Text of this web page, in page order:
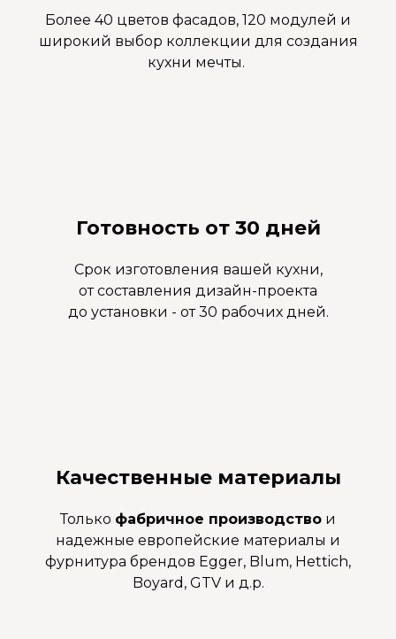
Более 40 цветов фасадов, 120 модулей и
широкий выбор коллекции для создания
кухни мечты.
Готовность от 30 дней
Срок изготовления вашей кухни,
от составления дизайн-проекта
до установки - от 30 рабочих дней.
Качественные материалы
Только фабричное производство и
надежные европейские материалы и
фурнитура брендов Egger, Blum, Hettich,
Boyard, GTV и д.р.